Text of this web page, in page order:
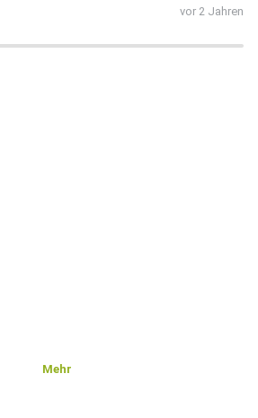
vor 2 Jahren
Mehr